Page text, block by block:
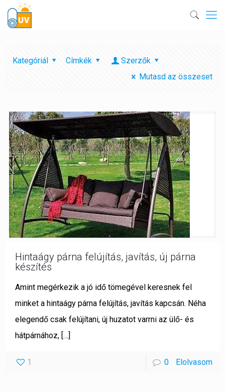
Kategóriál Címkék
Szerzők
Mutasd az összeset
Hintaágy párna felújítás, javítás, új párna
készítés
Amint megérkezik a jó idő tömegével keresnek fel
minket a hintaágy párna felújítás, javítás kapcsán. Néha
elegendő csak felújítani, új huzatot varrni az ülő- és
hátpárnához, […]
1 0 Elolvasom